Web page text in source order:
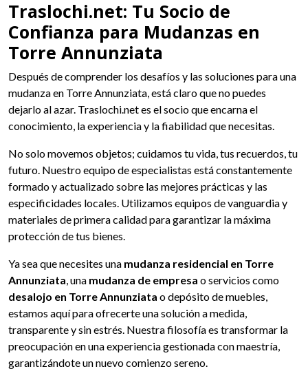
Traslochi.net: Tu Socio de
Confianza para Mudanzas en
Torre Annunziata
Después de comprender los desafíos y las soluciones para una
mudanza en Torre Annunziata, está claro que no puedes
dejarlo al azar. Traslochi.net es el socio que encarna el
conocimiento, la experiencia y la fiabilidad que necesitas.
No solo movemos objetos; cuidamos tu vida, tus recuerdos, tu
futuro. Nuestro equipo de especialistas está constantemente
formado y actualizado sobre las mejores prácticas y las
especificidades locales. Utilizamos equipos de vanguardia y
materiales de primera calidad para garantizar la máxima
protección de tus bienes.
Ya sea que necesites una mudanza residencial en Torre
Annunziata, una mudanza de empresa o servicios como
desalojo en Torre Annunziata o depósito de muebles,
estamos aquí para ofrecerte una solución a medida,
transparente y sin estrés. Nuestra filosofía es transformar la
preocupación en una experiencia gestionada con maestría,
garantizándote un nuevo comienzo sereno.